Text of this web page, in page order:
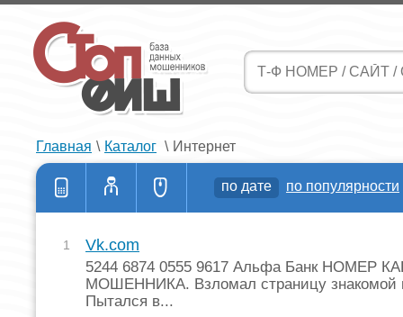
Главная \ Каталог \ Интернет
по дате по популярности
1 Vk.com
5244 6874 0555 9617 Альфа Банк НОМЕР
МОШЕННИКА. Взломал страницу знакомой
Пытался в...